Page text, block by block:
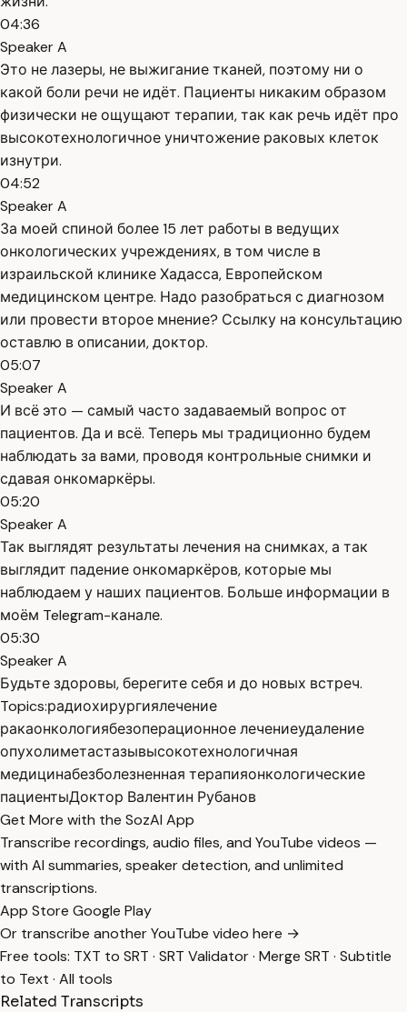
04:36
Speaker A
Это не лазеры, не выжигание тканей, поэтому ни о
какой боли речи не идёт. Пациенты никаким образом
физически не ощущают терапии, так как речь идёт про
высокотехнологичное уничтожение раковых клеток
изнутри.
04:52
Speaker A
За моей спиной более 15 лет работы в ведущих
онкологических учреждениях, в том числе в
израильской клинике Хадасса, Европейском
медицинском центре. Надо разобраться с диагнозом
или провести второе мнение? Ссылку на консультацию
оставлю в описании, доктор.
05:07
Speaker A
И всё это — самый часто задаваемый вопрос от
пациентов. Да и всё. Теперь мы традиционно будем
наблюдать за вами, проводя контрольные снимки и
сдавая онкомаркёры.
05:20
Speaker A
Так выглядят результаты лечения на снимках, а так
выглядит падение онкомаркёров, которые мы
наблюдаем у наших пациентов. Больше информации в
моём Telegram-канале.
05:30
Speaker A
Будьте здоровы, берегите себя и до новых встреч.
Topics:радиохирургиялечение
ракаонкологиябезоперационное лечениеудаление
опухолиметастазывысокотехнологичная
медицинабезболезненная терапияонкологические
пациентыДоктор Валентин Рубанов
Get More with the SozAI App
Transcribe recordings, audio files, and YouTube videos —
with AI summaries, speaker detection, and unlimited
transcriptions.
App Store Google Play
Or transcribe another YouTube video here →
Free tools: TXT to SRT · SRT Validator· Merge SRT · Subtitle
to Text · All tools
Related Transcripts